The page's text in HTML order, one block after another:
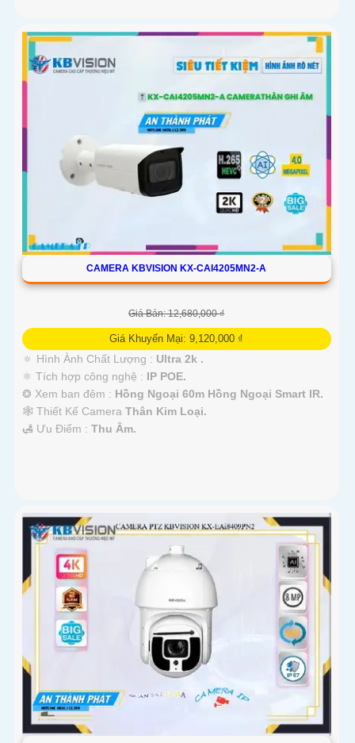
CAMERA KBVISION KX-CAI4205MN2-A
Giá Bán: 12,680,000 ₫
Giá Khuyến Mại: 9,120,000 ₫
🔅 Hình Ành Chất Lượng : Ultra 2k .
⚛️ Tích hợp công nghệ : IP POE.
❂ Xem ban đêm : Hồng Ngoại 60m Hồng Ngoại Smart IR.
🕸️ Thiết Kế Camera Thân Kim Loại.
️🛃 Ưu Điểm : Thu Âm.